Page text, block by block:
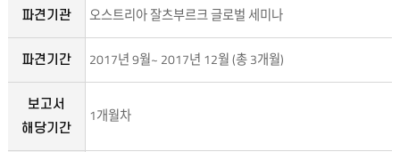
파견기관 오스트리아 잘츠부르크 글로벌 세미나
파견기간 2017년 9월~ 2017년 12월 (총 3개월)
보고서
해당기간
1개월차